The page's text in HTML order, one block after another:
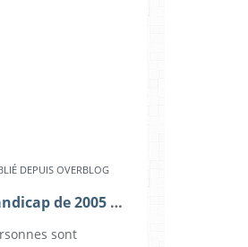
DEPUIS OVERBLOG
Bilan de la loi handicap de 2005 six ans après son adoption
sont